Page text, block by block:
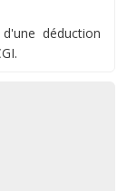
déduction